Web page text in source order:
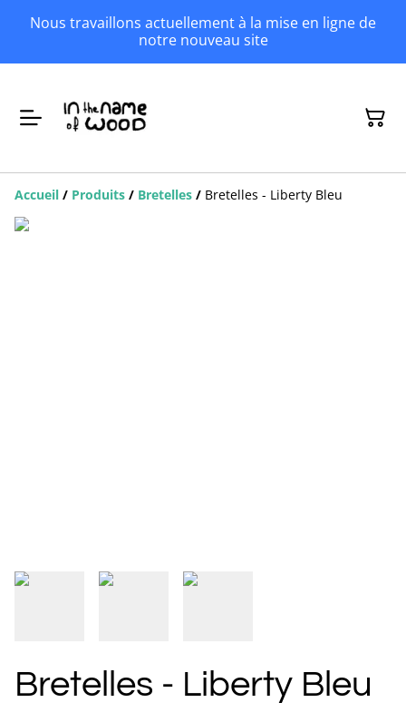
Nous travaillons actuellement à la mise en ligne de
notre nouveau site
Accueil / Produits / Bretelles / Bretelles - Liberty Bleu
Bretelles - Liberty Bleu